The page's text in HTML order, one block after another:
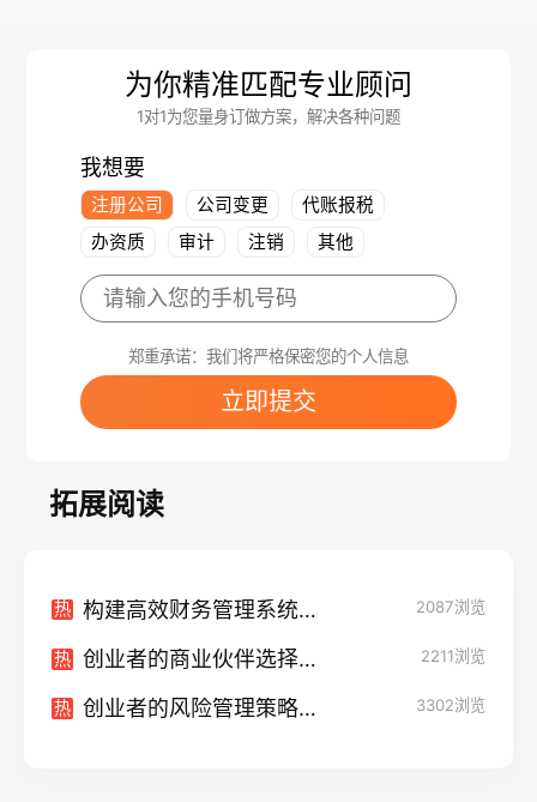
为你精准匹配专业顾问
1对1为您量身订做方案，解决各种问题
我想要
注册公司 公司变更
代账报税
办资质
审计 注销 其他
郑重承诺：我们将严格保密您的个人信息
立即提交
拓展阅读
热 构建高效财务管理系统的秘诀 2087浏览
热 创业者的商业伙伴选择：建立战略合作关系 2211浏览
热 创业者的风险管理策略：预防、化解与应对 3302浏览